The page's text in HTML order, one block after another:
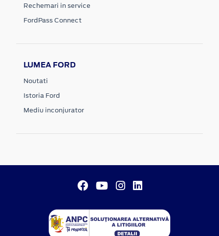
Rechemari in service
FordPass Connect
LUMEA FORD
Noutati
Istoria Ford
Mediu inconjurator